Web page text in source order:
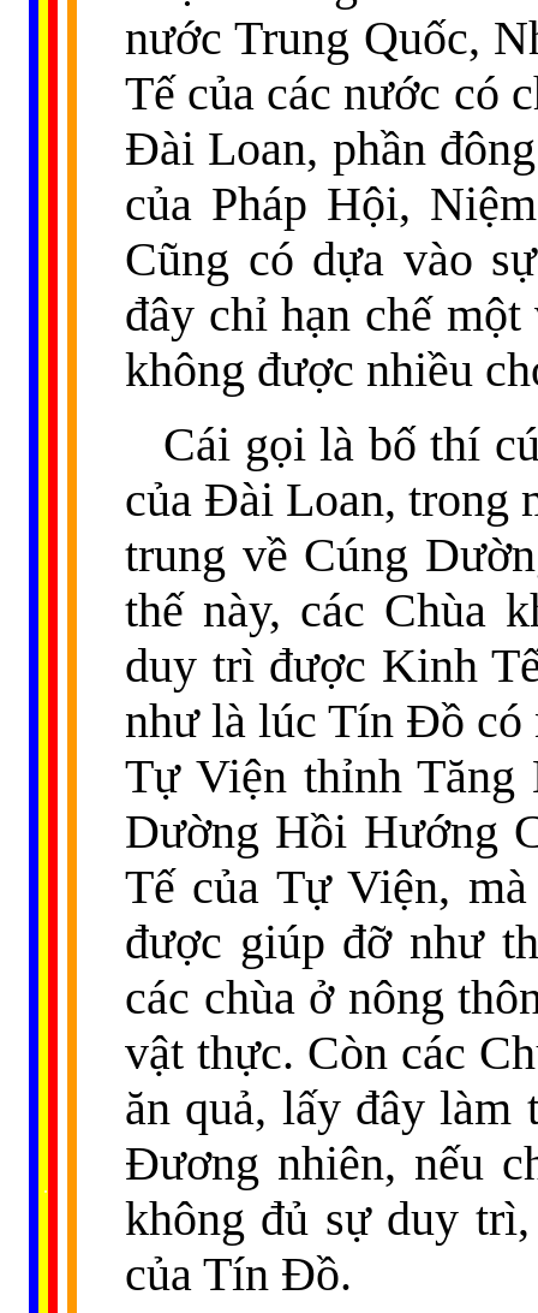
.
nước Trung Quốc,
Tế của các nước có
Đài Loan, phần
của Pháp Hội,
Cũng có dựa vào
đây chỉ hạn chế
không được nhiều
Cái gọi là bố thí
của Đài Loan, trong
trung về Cúng
thế này, các Chùa
duy trì được Kinh
như là lúc Tín Đồ có
Tự Viện thỉnh
Dường Hồi Hướng
Tế của Tự Viện,
được giúp đỡ như
các chùa ở nông
vật thực. Còn các
ăn quả, lấy đây
Đương nhiên, nếu
không đủ sự duy
của Tín Đồ.